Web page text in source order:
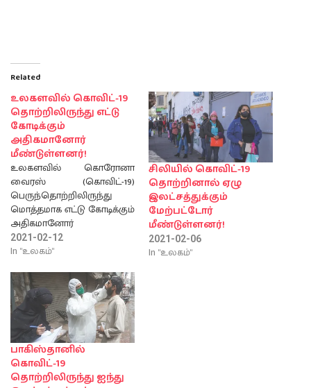
Related
உலகளவில் கொவிட்-19
தொற்றிலிருந்து எட்டு
கோடிக்கும்
அதிகமானோர்
மீண்டுள்ளனர்!
உலகளவில் கொரோனா
வைரஸ் (கொவிட்-19)
பெருந்தொற்றிலிருந்து
மொத்தமாக எட்டு கோடிக்கும்
அதிகமானோர்
குணமடைந்துள்ளனர்.
அண்மைய உத்தியோகபூர்வ
உலகளவில் எட்டு கோடியே
மூன்று இலட்சத்துக்கும்
மேற்பட்டோர் மீண்டுள்ளனர்.
அத்துடன் இதுவரை வைரஸ்
தொற்றினால் மொத்தமாக
23இலட்சத்து
78ஆயிரத்திற்கும்
மேற்பட்டோர்
2021-02-12
In "உலகம்"
சிலியில் கொவிட்-19
தொற்றினால் ஏழு
இலட்சத்துக்கும்
மேற்பட்டோர்
மீண்டுள்ளனர்!
2021-02-06
In "உலகம்"
பாகிஸ்தானில்
கொவிட்-19
தொற்றிலிருந்து ஐந்து